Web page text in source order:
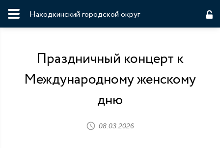
Находкинский городской округ
Праздничный концерт к
Международному женскому
дню
08.03.2026